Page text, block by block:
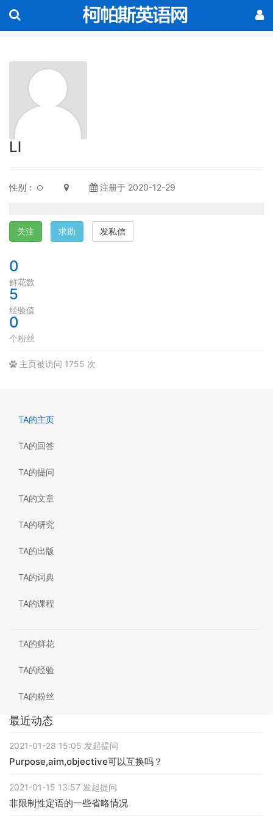
Ll
性别： 注册于 2020-12-29
关注 求助 发私信
0
鲜花数
5
经验值
0
个粉丝
主页被访问 1755 次
TA的主页
TA的回答
TA的提问
TA的文章
TA的研究
TA的出版
TA的词典
TA的课程
TA的鲜花
TA的经验
TA的粉丝
最近动态
2021-01-28 15:05 发起提问
Purpose,aim,objective可以互换吗？
2021-01-15 13:57 发起提问
非限制性定语的一些省略情况